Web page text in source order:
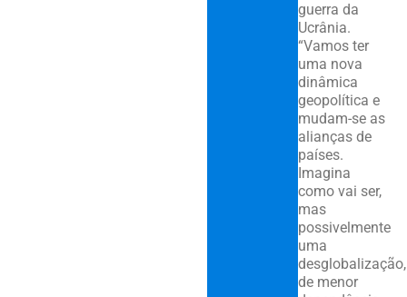
guerra da
Ucrânia.
“Vamos ter
uma nova
dinâmica
geopolítica e
mudam-se as
alianças de
países.
Imagina
como vai ser,
mas
possivelmente
uma
desglobalização,
de menor